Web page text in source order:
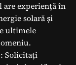
are experiență în
solară și
ultimele
: Solicitați